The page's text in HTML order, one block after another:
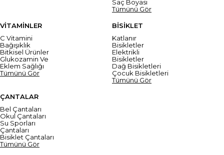
Saç Boyası
Tümünü Gör
VİTAMİNLER
C Vitamini
Bağışıklık
Bitkisel Ürünler
Glukozamin Ve
Eklem Sağlığı
Tümünü Gör
BİSİKLET
Katlanır
Bisikletler
Elektrikli
Bisikletler
Dağ Bisikletleri
Çocuk Bisikletleri
Tümünü Gör
ÇANTALAR
Bel Çantaları
Okul Çantaları
Su Sporları
Çantaları
Bisiklet Çantaları
Tümünü Gör